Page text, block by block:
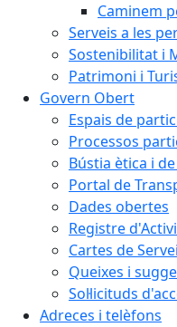
Caminem
Serveis a les
Sostenibilitat i
Patrimoni i
Govern Obert
Espais de
Processos
Bústia ètica i
Portal de
Dades obertes
Registre
Cartes de
Queixes i
Sol·licituds
Adreces i telèfons